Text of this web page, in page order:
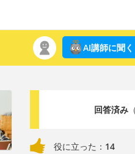
AI講師に聞く
回答済み
役に立った： 14